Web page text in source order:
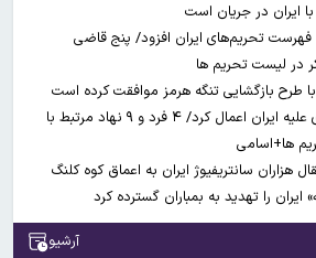
ایران در جریان است
۶ فرد را به فهرست تحریم‌های ایران افزود/ پنج قاضی
در لیست تحریم ها
با طرح بازگشایی تنگه هرمز موافقت کرده است
آمریکا تحریم‌های جدیدی علیه ایران اعمال کرد/ ۴ فرد و ۹ نهاد مرتبط با
ها+اسامی
هزاران سانتریفیوژ ایران به اعماق کوه کلنگ
ایران را تهدید به بمباران گسترده کرد
آرشیو